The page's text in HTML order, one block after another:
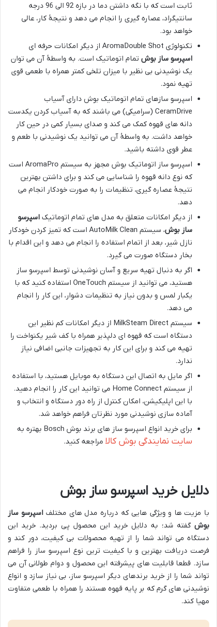
ثابت است که با نگه داشتن دما در بازه 92 الی 96 درجه
سانتیگراد، عصاره گیری را انجام می دهد و نتیجۀ کار، عالی
خواهد بود.
تکنولوژی AromaDouble Shot از دیگر امکانات حرفه ای
اسپرسو ساز بوش تمام اتوماتیک است. به واسطۀ آن می توان
یک نوشیدنی بی نظیر با میزان تلخی کمتر همراه با طعمی قوی
تهیه نمود.
اسپرسو سازهای تمام اتوماتیک بوش دارای آسیاب
CeramDrive (سرامیکی) می باشند که به آسیاب کردن یکدست
دانه های قهوه کمک می کند و صدای بسیار کمی در حین کار
خواهد داشت. به واسطۀ آن می توانید یک نوشیدنی با طعم و
عطر قوی داشته باشید.
اسپرسو ساز اتوماتیک بوش مجهز به سیستم AromaPro است
که نوع دانه قهوه را شناسایی می کند و برای داشتن بهترین
نتیجۀ عصاره گیری، تنظیمات را به صورت خودکار انجام می
دهد.
از دیگر امکانات متعلق به مدل های تمام اتوماتیک اسپرسو
ساز بوش
، سیستم AutoMilk Clean است که تمیز کردن خودکار
نازل شیر، بعد از اتمام استفاده را انجام می دهد و این اقدام با
بخار دستگاه صورت می گیرد.
اگر به دنبال تهیه سریع و آسان نوشیدنی توسط اسپرسو ساز
هستید، می توانید از سیستم OneTouch استفاده کنید که با
یکبار لمس و بدون نیاز به تنظیمات دشوار، این کار را انجام
می دهد.
سیستم MilkSteam Direct از دیگر امکانات کم نظیر این
دستگاه است که قهوه ای دلپذیر همراه با کف شیر یکنواخت را
تهیه می کند و برای این کار به تجهیزات جانبی اضافی نیاز
ندارد.
اگر مایل به اتصال این دستگاه به موبایل هستید، با استفاده
از سیستم Home Connect می توانید این کار را انجام دهید.
با این اپلیکیشن، امکان کنترل از راه دور دستگاه و انتخاب و
آماده سازی نوشیدنی مورد نظرتان فراهم خواهد شد.
برای خرید انواع اسپرسو ساز های برند بوش Bosch بهتره به
سایت نمایندگی بوش کالا مراجعه کنید.
دلایل خرید اسپرسو ساز بوش
با مزیت ها و ویژگی هایی که درباره مدل های مختلفاسپرسو ساز
بوشگفته شد؛ به دلایل خرید این محصول پی بردید. خرید این
دستگاه می تواند شما را از تهیه محصولات بی کیفیت، دور کند و
فرصت دریافت بهترین و با کیفیت ترین نوع اسپرسو ساز را فراهم
سازد. قطعا قابلیت های پیشرفته این محصول و دوام طولانی آن می
تواند شما را از خرید برندهای دیگر اسپرسو ساز، بی نیاز سازد و انواع
نوشیدنی های گرم که بر پایه قهوه هستند را همراه با طعمی متفاوت
مهیا کند.